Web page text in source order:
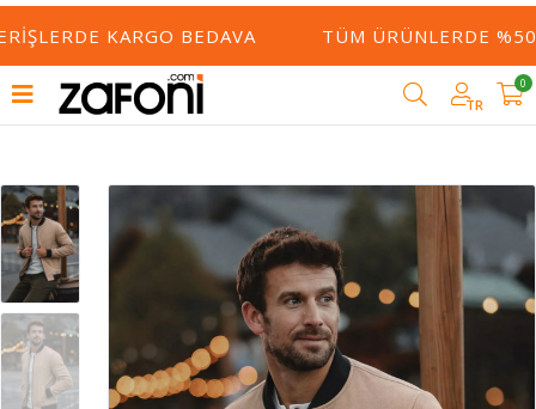
KARGO BEDAVA TÜM ÜRÜNLERDE %50
TR
0